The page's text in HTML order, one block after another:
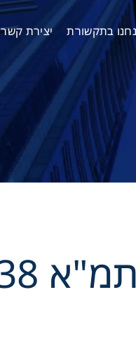
בתקשורת יצירת קשר
EN